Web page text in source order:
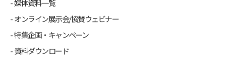
媒体資料一覧
オンライン展示会/協賛ウェビナー
特集企画・キャンペーン
資料ダウンロード